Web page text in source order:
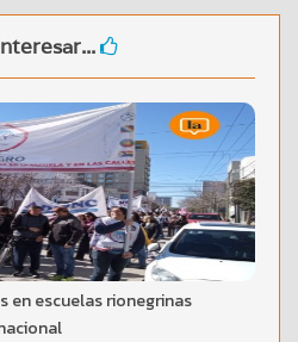
en escuelas rionegrinas